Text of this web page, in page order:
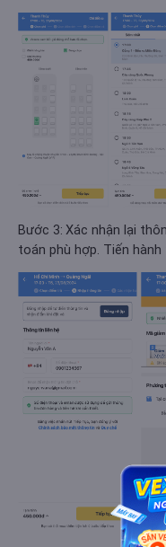
Bước 3: Xác nhận lại
toán phù hợp. Tiến